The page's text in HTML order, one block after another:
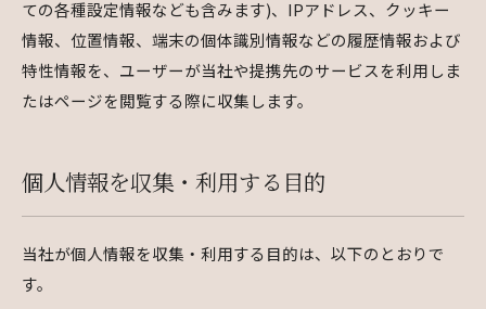
ての各種設定情報なども含みます)、IPアドレス、クッキー
情報、位置情報、端末の個体識別情報などの履歴情報および
特性情報を、ユーザーが当社や提携先のサービスを利用しま
たはページを閲覧する際に収集します。
個人情報を収集・利用する目的
当社が個人情報を収集・利用する目的は、以下のとおりで
す。